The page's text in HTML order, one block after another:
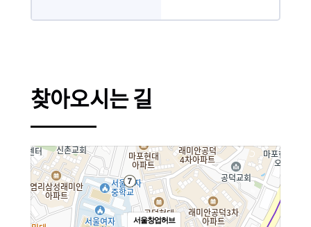
찾아오시는 길
서울창업허브